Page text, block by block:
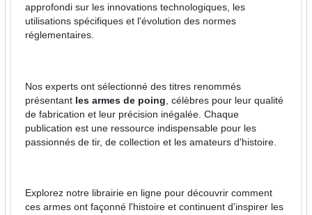
approfondi sur les innovations technologiques, les
utilisations spécifiques et l'évolution des normes
réglementaires.
Nos experts ont sélectionné des titres renommés
présentant les armes de poing , célèbres pour leur qualité
de fabrication et leur précision inégalée. Chaque
publication est une ressource indispensable pour les
passionnés de tir, de collection et les amateurs d'histoire.
Explorez notre librairie en ligne pour découvrir comment
ces armes ont façonné l'histoire et continuent d'inspirer les